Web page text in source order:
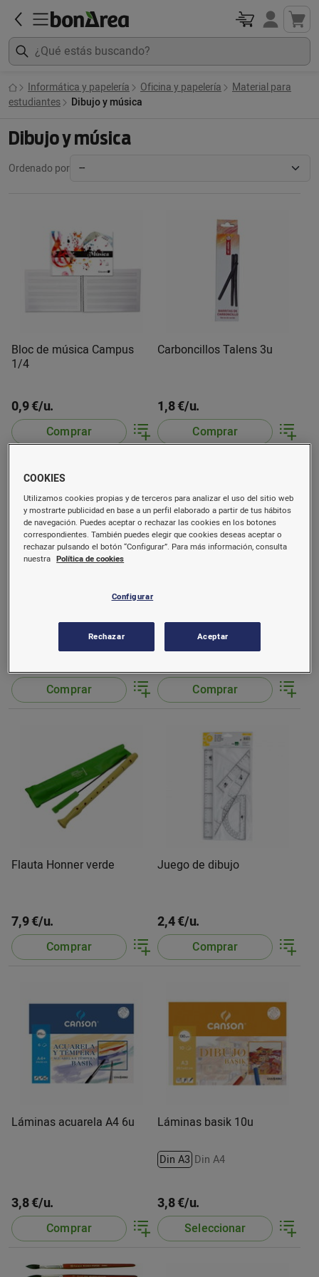
Informática y papelería Oficina y papelería
Material para
estudiantes
Dibujo y música
Dibujo y música
Ordenado por
Bloc de música Campus
1/4
0,9 €/u.
Comprar
Carboncillos Talens 3u
1,8 €/u.
Comprar
Comprar
15u
Comprar
Flauta Honner verde
7,9 €/u.
Comprar
Juego de dibujo
2,4 €/u.
Comprar
Láminas acuarela A4 6u
3,8 €/u.
Comprar
Láminas basik 10u
Din A3 Din A4
3,8 €/u.
Seleccionar
COOKIES
Utilizamos cookies propias y de terceros para analizar el uso del sitio web
y mostrarte publicidad en base a un perfil elaborado a partir de tus hábitos
de navegación. Puedes aceptar o rechazar las cookies en los botones
correspondientes. También puedes elegir que cookies deseas aceptar o
rechazar pulsando el botón “Configurar”. Para más información, consulta
nuestra Política de cookies
Configurar
Rechazar Aceptar